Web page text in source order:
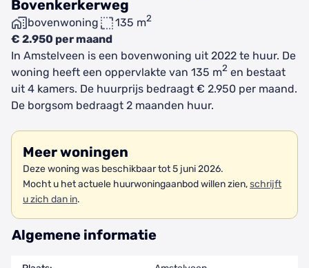
Bovenkerkerweg
bovenwoning 135 m2
€ 2.950 per maand
In Amstelveen is een bovenwoning uit 2022 te huur. De
woning heeft een oppervlakte van 135 m2 en bestaat
uit 4 kamers. De huurprijs bedraagt € 2.950 per maand.
De borgsom bedraagt 2 maanden huur.
Meer woningen
Deze woning was beschikbaar tot 5 juni 2026.
Mocht u het actuele huurwoningaanbod willen zien,schrijft
u zich dan in.
Algemene informatie